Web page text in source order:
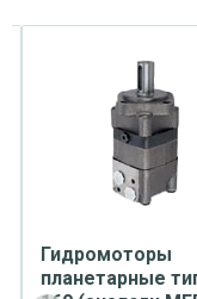
Гидромоторы
планетарные